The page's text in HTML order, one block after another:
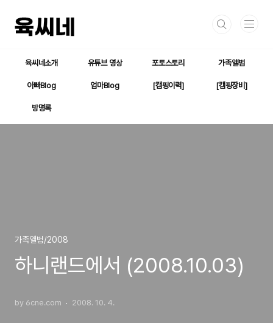
육씨네소개 유튜브 영상 포토스토리 가족앨범
아빠Blog 엄마Blog [캠핑이력] [캠핑장비]
방명록
가족앨범/2008
하니랜드에서 (2008.10.03)
by 6cne.com 2008. 10. 4.